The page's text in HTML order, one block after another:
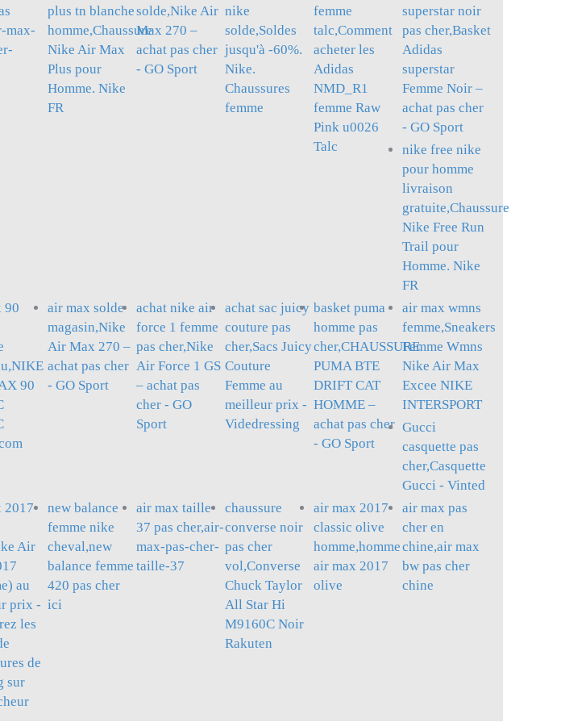
max-
plus tn blanche
homme,Chaussure
Nike Air Max
Plus pour
Homme. Nike
FR
solde,Nike Air
Max 270 –
achat pas cher
- GO Sport
nike
solde,Soldes
jusqu'à -60%.
Nike.
Chaussures
femme
femme
talc,Comment
acheter les
Adidas
NMD_R1
femme Raw
Pink u0026
Talc
superstar noir
pas cher,Basket
Adidas
superstar
Femme Noir –
achat pas cher
- GO Sport
nike free nike
pour homme
livraison
gratuite,Chaussure
Nike Free Run
Trail pour
Homme. Nike
FR
90
90
air max solde
magasin,Nike
Air Max 270 –
achat pas cher
- GO Sport
achat nike air
force 1 femme
pas cher,Nike
Air Force 1 GS
– achat pas
cher - GO
Sport
achat sac juicy
couture pas
cher,Sacs Juicy
Couture
Femme au
meilleur prix -
Videdressing
basket puma
homme pas
cher,CHAUSSURE
PUMA BTE
DRIFT CAT
HOMME –
achat pas cher
- GO Sport
air max wmns
femme,Sneakers
Femme Wmns
Nike Air Max
Excee NIKE
INTERSPORT
Gucci
casquette pas
cher,Casquette
Gucci - Vinted
2017
Air
au
prix -
les
de
sur
new balance
femme nike
cheval,new
balance femme
420 pas cher
ici
air max taille
37 pas cher,air-
max-pas-cher-
taille-37
chaussure
converse noir
pas cher
vol,Converse
Chuck Taylor
All Star Hi
M9160C Noir
Rakuten
air max 2017
classic olive
homme,homme
air max 2017
olive
air max pas
cher en
chine,air max
bw pas cher
chine